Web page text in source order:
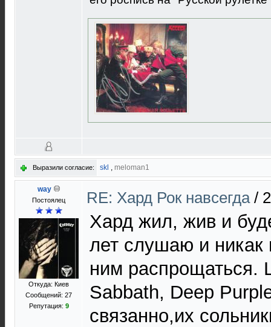
Выразили согласие: skl , meloman1
way
Постоялец
Откуда: Киев
Сообщений: 27
Репутация: 9
RE: Хард Рок навсегда /
Хард жил, жив и
лет слушаю и никак
ним распрощаться.
Sabbath, Deep
связанно,их